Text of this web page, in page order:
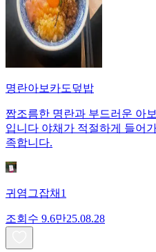
명란아보카도덮밥
짭조름한 명란과 부드러운 아
입니다 야채가 적절하게 들어
족합니다.
귀염그잡채1
조회수 9.6만25.08.28